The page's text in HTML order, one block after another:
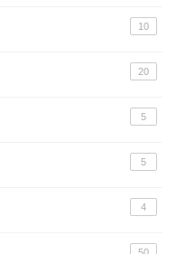
10
20
5
5
4
50